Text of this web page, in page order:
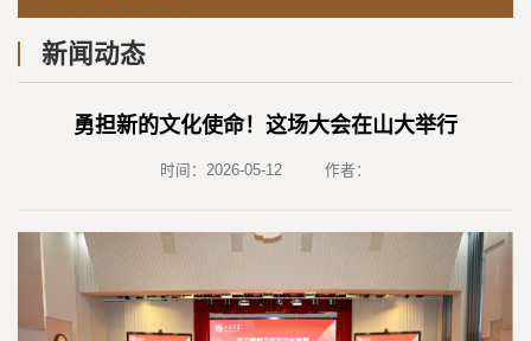
新闻动态
勇担新的文化使命！这场大会在山大举行
时间：2026-05-12 作者：